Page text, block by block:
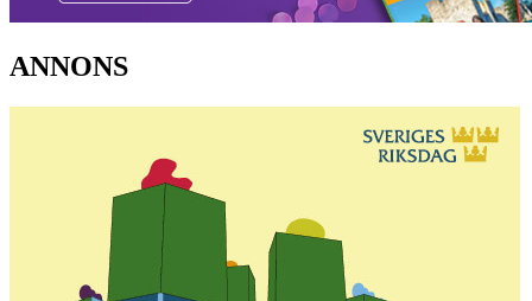
ANNONS